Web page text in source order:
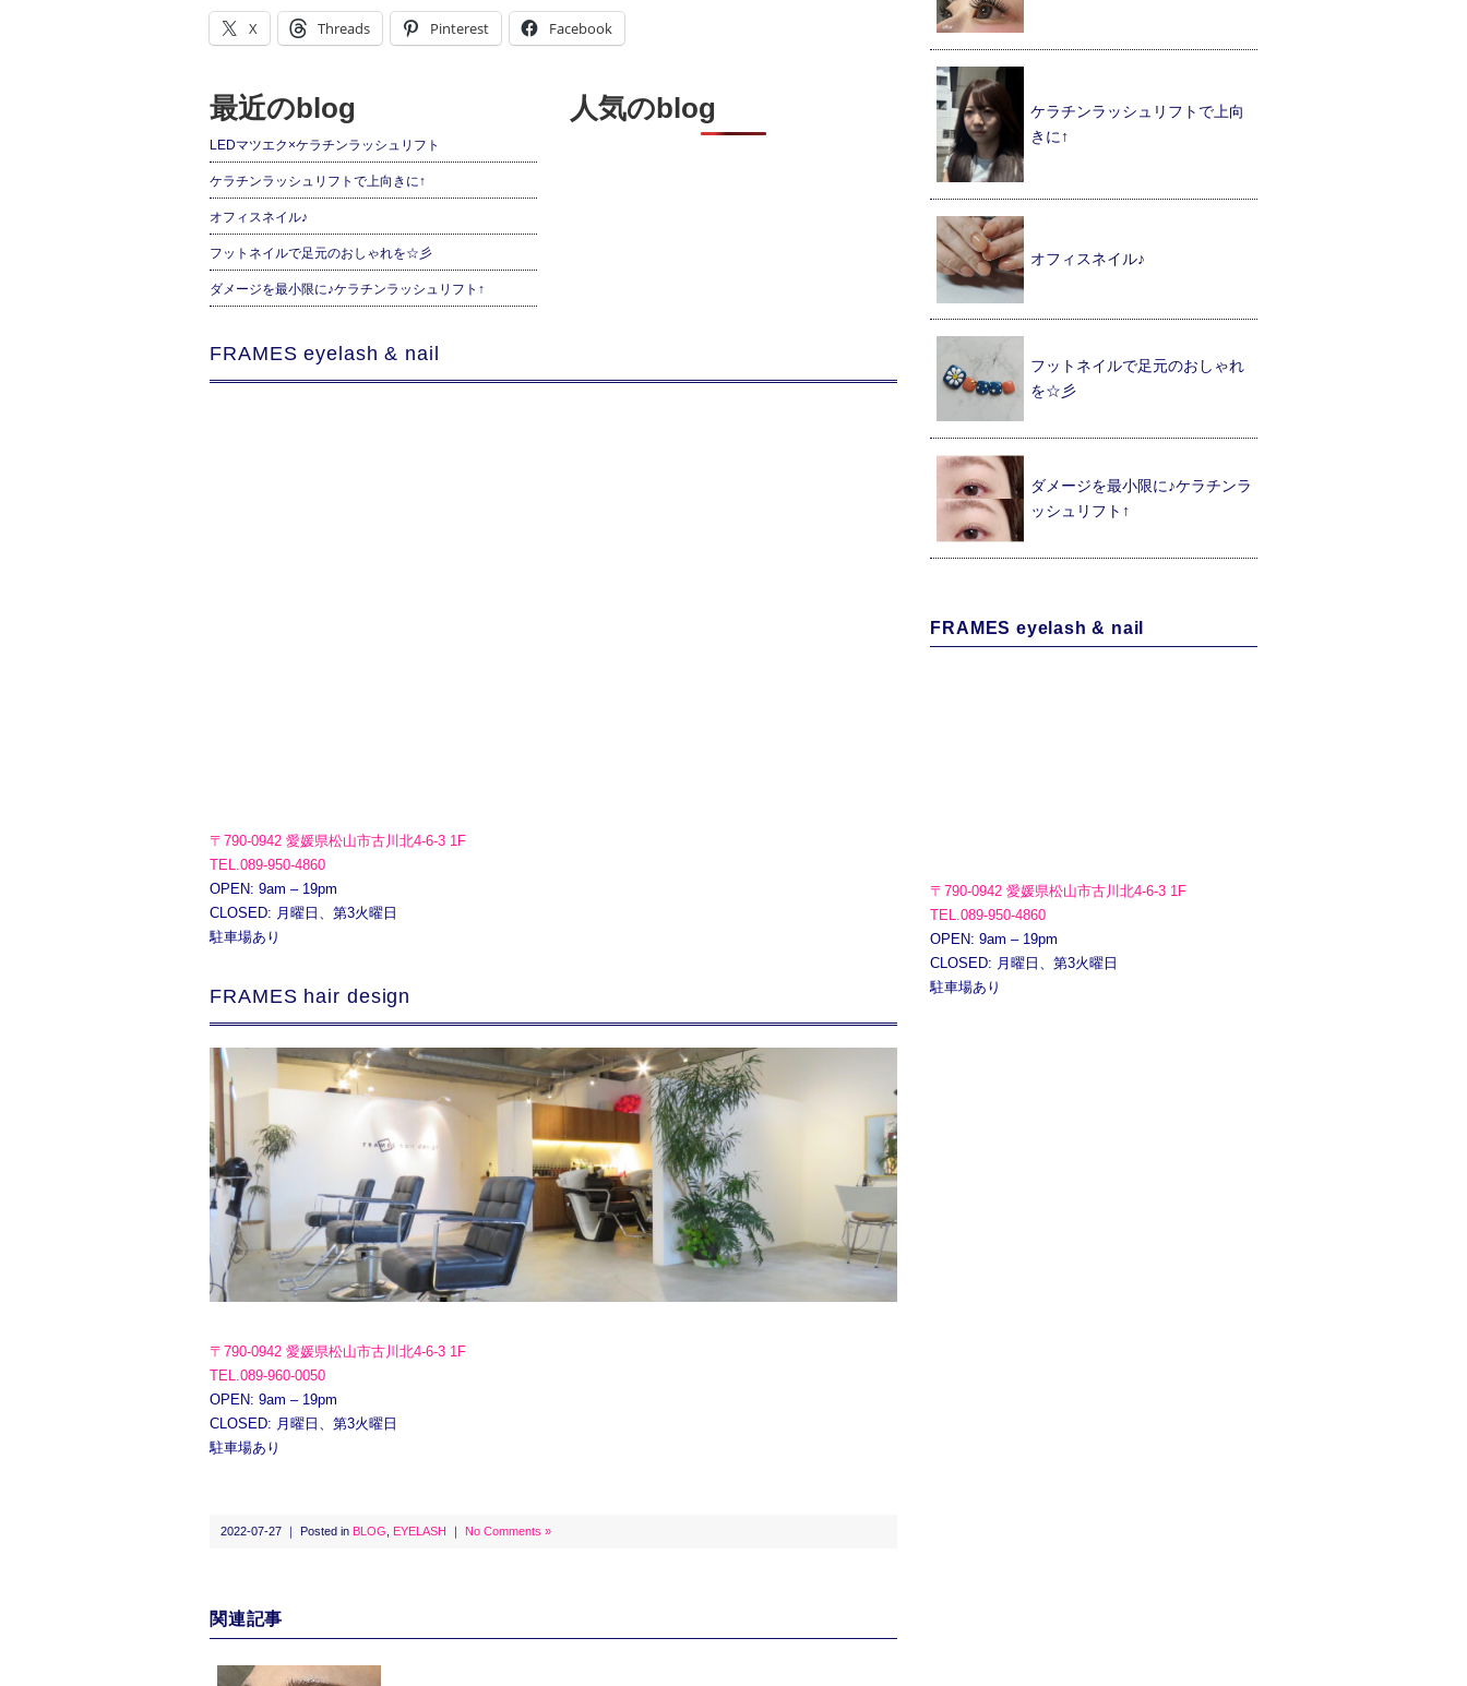
X Threads Pinterest Facebook
最近のblog
LEDマツエク×ケラチンラッシュリフト
ケラチンラッシュリフトで上向きに↑
オフィスネイル♪
フットネイルで足元のおしゃれを☆彡
ダメージを最小限に♪ケラチンラッシュリフト↑
人気のblog
FRAMES eyelash & nail
〒790-0942 愛媛県松山市古川北4-6-3 1F
TEL.089-950-4860
OPEN: 9am – 19pm
CLOSED: 月曜日、第3火曜日
駐車場あり
FRAMES hair design
〒790-0942 愛媛県松山市古川北4-6-3 1F
TEL.089-960-0050
OPEN: 9am – 19pm
CLOSED: 月曜日、第3火曜日
駐車場あり
2022-07-27 ｜ Posted in BLOG EYELASH ｜ No Comments »
関連記事
ケラチンラッシュリフトで上向
きに↑
オフィスネイル♪
フットネイルで足元のおしゃれ
を☆彡
ダメージを最小限に♪ケラチンラ
ッシュリフト↑
FRAMES eyelash & nail
〒790-0942 愛媛県松山市古川北4-6-3 1F
TEL.089-950-4860
OPEN: 9am – 19pm
CLOSED: 月曜日、第3火曜日
駐車場あり